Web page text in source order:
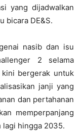
yang dijadwalkan
bicara DE&S.
nasib dan isu
2 selama
bergerak untuk
janji yang
dan pertahanan
memperpanjang
lagi hingga 2035.